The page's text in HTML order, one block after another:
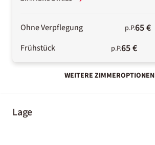
Ohne Verpflegung p.P.65 €
Frühstück p.P.65 €
WEITERE ZIMMEROPTIONEN
Lage